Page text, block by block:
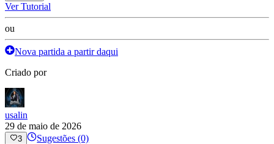
Ver Tutorial
ou
Nova partida a partir daqui
Criado por
usalin
29 de maio de 2026
3 Sugestões (0)